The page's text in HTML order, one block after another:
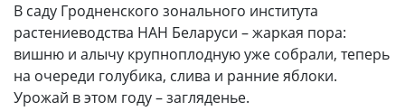
В саду Гродненского зонального института
растениеводства НАН Беларуси – жаркая пора:
вишню и алычу крупноплодную уже собрали, теперь
на очереди голубика, слива и ранние яблоки.
Урожай в этом году – загляденье.